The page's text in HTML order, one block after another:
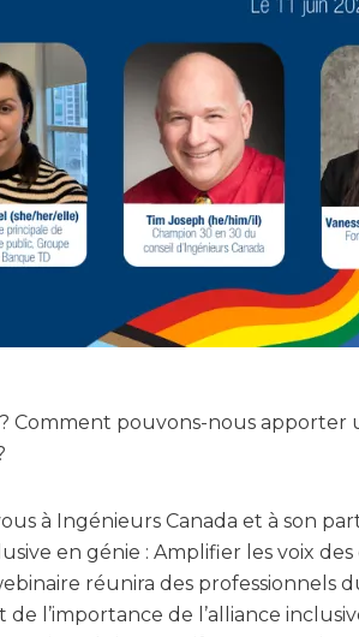
Comment pouvons-nous apporter
à Ingénieurs Canada et à son
en génie : Amplifier les voix
réunira des professionnels
l’importance de l’alliance